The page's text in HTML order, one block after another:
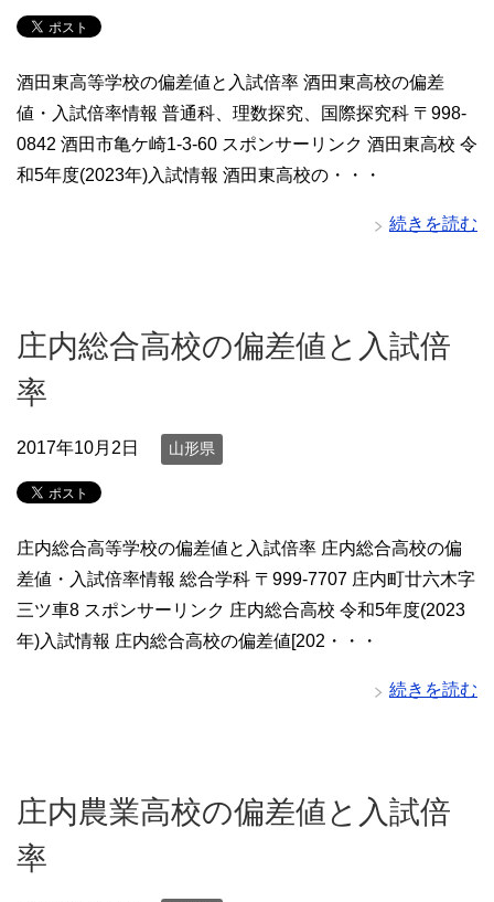
酒田東高等学校の偏差値と入試倍率 酒田東高校の偏差
値・入試倍率情報 普通科、理数探究、国際探究科 〒998-
0842 酒田市亀ケ崎1-3-60 スポンサーリンク 酒田東高校 令
和5年度(2023年)入試情報 酒田東高校の・・・
続きを読む
庄内総合高校の偏差値と入試倍
率
2017年10月2日 山形県
庄内総合高等学校の偏差値と入試倍率 庄内総合高校の偏
差値・入試倍率情報 総合学科 〒999-7707 庄内町廿六木字
三ツ車8 スポンサーリンク 庄内総合高校 令和5年度(2023
年)入試情報 庄内総合高校の偏差値[202・・・
続きを読む
庄内農業高校の偏差値と入試倍
率